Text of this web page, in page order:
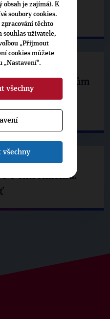
prezidentem
Havla příznivcům
republiky
o extremismu.
obsah je zajímá). K
soubory cookies.
těchto
souhlas uživatele,
„Přijmout
cookies můžete
„Nastavení“.
všechny